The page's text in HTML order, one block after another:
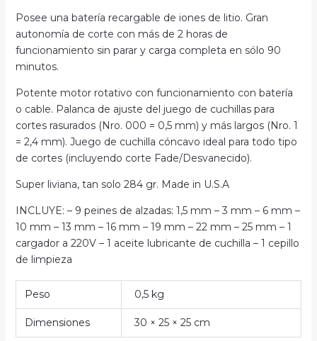
Posee una batería recargable de iones de litio. Gran
autonomía de corte con más de 2 horas de
funcionamiento sin parar y carga completa en sólo 90
minutos.
Potente motor rotativo con funcionamiento con batería
o cable. Palanca de ajuste del juego de cuchillas para
cortes rasurados (Nro. 000 = 0,5 mm) y más largos (Nro. 1
= 2,4 mm). Juego de cuchilla cóncavo ideal para todo tipo
de cortes (incluyendo corte Fade/Desvanecido).
Super liviana, tan solo 284 gr. Made in U.S.A
INCLUYE: – 9 peines de alzadas: 1,5 mm – 3 mm – 6 mm –
10 mm – 13 mm – 16 mm – 19 mm – 22 mm – 25 mm – 1
cargador a 220V – 1 aceite lubricante de cuchilla – 1 cepillo
de limpieza
Peso 0,5 kg
Dimensiones 30 × 25 × 25 cm